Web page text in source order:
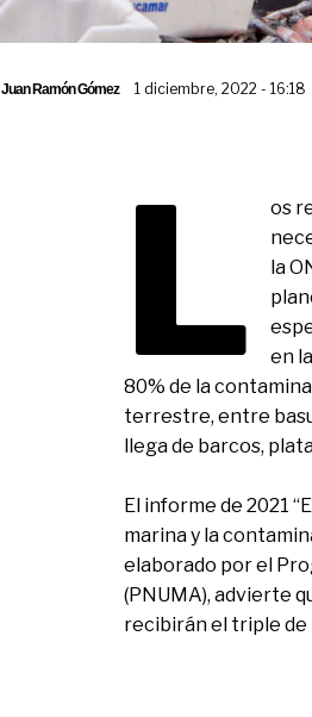
Juan Ramón Gómez 1 diciembre, 2022 - 16:18
L
os
la
en
80% de la
terrestre, entre
llega de barcos,
El informe de 2021
marina y la
elaborado por el
(PNUMA), advierte
recibirán el triple de